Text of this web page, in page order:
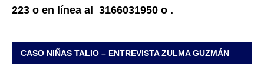
223 o en línea al 3166031950 o .
CASO NIÑAS TALIO – ENTREVISTA ZULMA GUZMÁN